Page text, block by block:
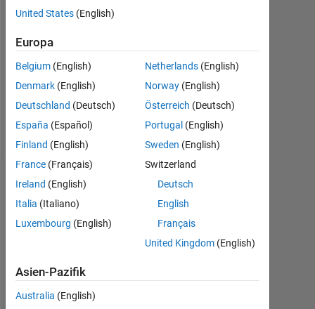
Followers:
Following:
Statistik
-2
-1 2
3
United States (English)
Europa
Belgium (English)
Denmark (English)
Deutschland (Deutsch)
España (Español)
Finland (English)
France (Français)
Ireland (English)
Italia (Italiano)
Luxembourg (English)
Netherlands (English)
Norway (English)
Österreich (Deutsch)
Portugal (English)
Sweden (English)
Switzerland
Deutsch
English
Français
United Kingdom (English)
Asien-Pazifik
Australia (English)